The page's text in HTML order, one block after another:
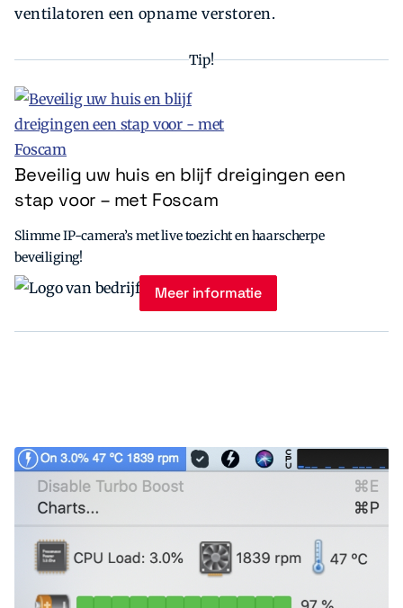
ventilatoren een opname verstoren.
Tip!
Beveilig uw huis en blijf dreigingen een
stap voor – met Foscam
Slimme IP-camera’s met live toezicht en haarscherpe
beveiliging!
Meer informatie